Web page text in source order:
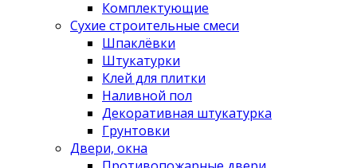
Комплектующие
Сухие строительные смеси
Шпаклёвки
Штукатурки
Клей для плитки
Наливной пол
Декоративная штукатурка
Грунтовки
Двери, окна